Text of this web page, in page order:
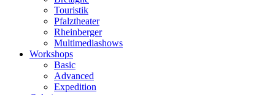
Touristik
Pfalztheater
Rheinberger
Multimediashows
Workshops
Basic
Advanced
Expedition